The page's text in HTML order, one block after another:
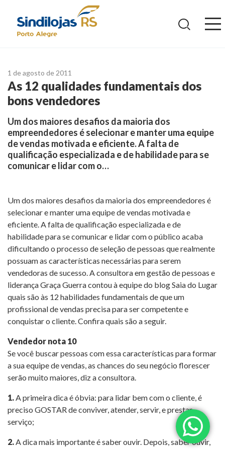
1 de agosto de 2011
As 12 qualidades fundamentais dos
bons vendedores
Um dos maiores desafios da maioria dos
empreendedores é selecionar e manter uma equipe
de vendas motivada e eficiente. A falta de
qualificação especializada e de habilidade para se
comunicar e lidar com o…
Um dos maiores desafios da maioria dos empreendedores é
selecionar e manter uma equipe de vendas motivada e
eficiente. A falta de qualificação especializada e de
habilidade para se comunicar e lidar com o público acaba
dificultando o processo de seleção de pessoas que realmente
possuam as características necessárias para serem
vendedoras de sucesso. A consultora em gestão de pessoas e
liderança Graça Guerra contou à equipe do blog Saia do Lugar
quais são às 12 habilidades fundamentais de que um
profissional de vendas precisa para ser competente e
conquistar o cliente. Confira quais são a seguir.
Vendedor nota 10
Se você buscar pessoas com essa características para formar
a sua equipe de vendas, as chances do seu negócio florescer
serão muito maiores, diz a consultora.
1.A primeira dica é óbvia: para lidar bem com o cliente, é
preciso GOSTAR de conviver, atender, servir, e prestar
serviço;
2.A dica mais importante é saber ouvir. Depois, saber ouvir,